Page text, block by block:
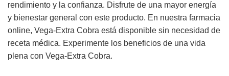
rendimiento y la confianza. Disfrute de una mayor energía
y bienestar general con este producto. En nuestra farmacia
online, Vega-Extra Cobra está disponible sin necesidad de
receta médica. Experimente los beneficios de una vida
plena con Vega-Extra Cobra.